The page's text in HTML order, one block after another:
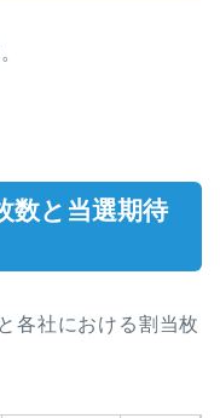
数と当選期待
各社における割当枚